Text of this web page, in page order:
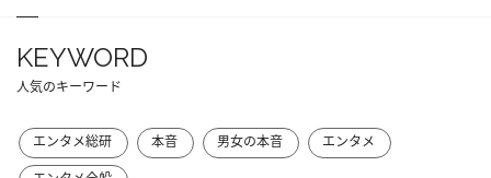
KEYWORD
人気のキーワード
エンタメ総研 本音 男女の本音
エンタメ